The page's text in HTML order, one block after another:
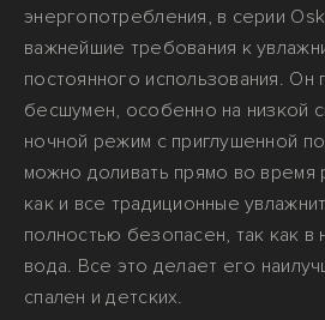
энергопотребления, в серии
важнейшие требования к
постоянного использования. Он
бесшумен, особенно на низкой
ночной режим с приглушенной
можно доливать прямо во время
как и все традиционные
полностью безопасен, так как в
вода. Все это делает его
спален и детских.